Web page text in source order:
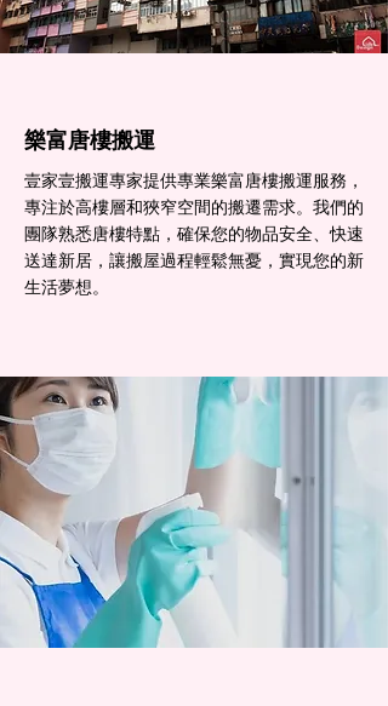
樂富​唐樓搬運
壹家壹搬運專家提供專業樂富唐樓搬運服務，
專注於高樓層和狹窄空間的搬遷需求。我們的
團隊熟悉唐樓特點，確保您的物品安全、快速
送達新居，讓搬屋過程輕鬆無憂，實現您的新
生活夢想。